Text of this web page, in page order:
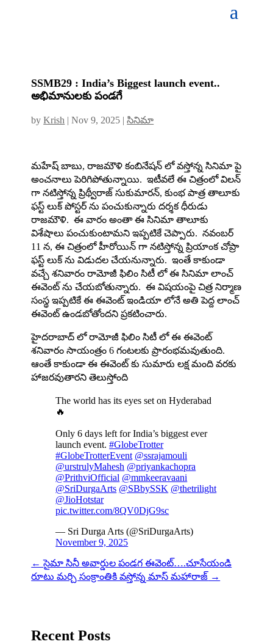
SSMB29 : India’s Biggest launch event..
అభిమానులకు పండగే
byKrish |Nov 9, 2025 |సినిమా
మహేష్ బాబు, రాజమౌళి కంబినేషన్ లో వస్తోన్న సినిమా పై
అంచనాలు పెరిగిపోతున్నాయి. ఇటీవలే ఈ చిత్రంలో విలన్
గా నటిస్తోన్న ప్రిథ్వీరాజ్ సుకుమారన్, కుంభ పాత్ర తాలూకు
ఫస్ట్ లుక్ పోస్టర్ ను పంచుకున్నారు దర్శక ధీరుడు
రాజమౌళి. ఈ వారం అంతా ఈ సినిమా తాలూకు
విశేషాలు పంచుకుంటామని ఇప్పటికే చెప్పారు. నవంబర్
11 న, ఈ చిత్రంలో హీరోయిన్ గా నటిస్తోన్న ప్రియాంక చోప్రా
ఫస్ట్ లుక్ ను విడుదల చేయనున్నారు. ఇంతే కాకుండా
వచ్చే శనివారం రామోజీ ఫిలిం సిటీ లో ఈ సినిమా లాంచ్
ఈవెంట్ ను చేయబోతున్నారు. ఈ విషయంపై చిత్ర నిర్మాణ
సంస్థ ఇప్పటికే ఈ ఈవెంట్ ఇండియా లోనే అతి పెద్ద లాంచ్
ఈవెంట్ ఉండబోతోందని ప్రకటించారు.
హైదరాబాద్ లో రామోజీ ఫిలిం సిటీ లో ఈ ఈవెంట్
శనివారం సాయంత్రం 6 గంటలకు ప్రారంభమవుతుంది.
ఆంతే కాకుండా ఈ ఈవెంట్ కు సుమారు లక్ష మంది వరకు
హాజరవుతారని తెలుస్తోంది
The world has its eyes set on Hyderabad
🔥
Only 6 days left for India’s biggest ever
launch event.#GlobeTrotter
#GlobeTrotterEvent @ssrajamouli
@urstrulyMahesh @priyankachopra
@PrithviOfficial @mmkeeravaani
@SriDurgaArts @SBbySSK @thetrilight
@JioHotstar
pic.twitter.com/8QV0DjG9sc
— Sri Durga Arts (@SriDurgaArts)
November 9, 2025
←సైమా సినీ అవార్డుల పండగ ఈవెంట్….చూసేయండి
రూటు మర్చి సంక్రాంతికి వస్తోన్న మాస్ మహారాజ్ →
Recent Posts